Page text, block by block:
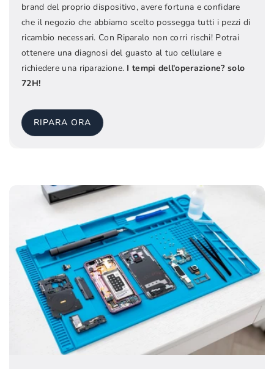
brand del proprio dispositivo, avere fortuna e confidare
che il negozio che abbiamo scelto possegga tutti i pezzi di
ricambio necessari. Con Riparalo non corri rischi! Potrai
ottenere una diagnosi del guasto al tuo cellulare e
richiedere una riparazione. I tempi dell'operazione? solo
72H!
RIPARA ORA